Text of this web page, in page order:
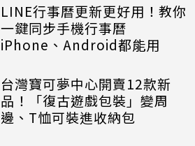
LINE行事曆更新更好用！教你
一鍵同步手機行事曆
iPhone、Android都能用
台灣寶可夢中心開賣12款新
品！「復古遊戲包裝」變周
邊、T恤可裝進收納包